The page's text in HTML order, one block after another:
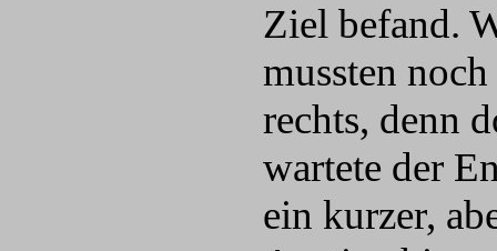
Ziel befand.
mussten
rechts, denn
wartete der
ein kurzer,